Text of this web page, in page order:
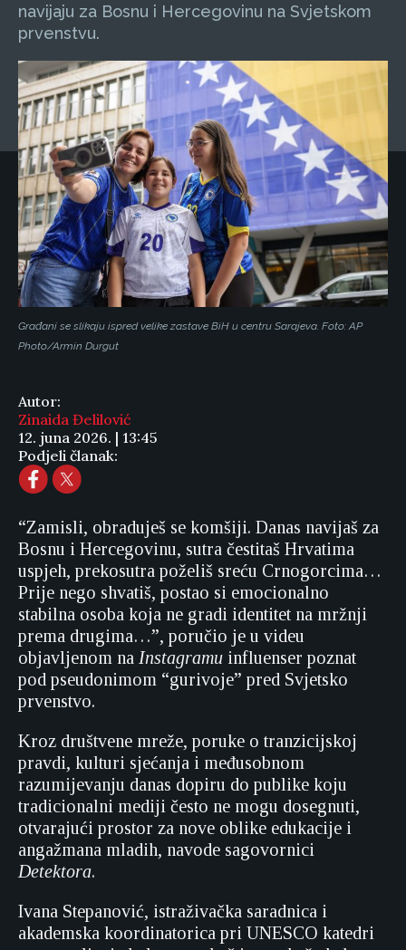
navijaju za Bosnu i Hercegovinu na Svjetskom
prvenstvu.
Građani se slikaju ispred velike zastave BiH u centru Sarajeva. Foto: AP
Photo/Armin Durgut
Autor:
Zinaida Đelilović
12. juna 2026. | 13:45
Podjeli članak:
“Zamisli, obraduješ se komšiji. Danas navijaš za
Bosnu i Hercegovinu, sutra čestitaš Hrvatima
uspjeh, prekosutra poželiš sreću Crnogorcima…
Prije nego shvatiš, postao si emocionalno
stabilna osoba koja ne gradi identitet na mržnji
prema drugima…”, poručio je u videu
objavljenom na Instagramu influenser poznat
pod pseudonimom “gurivoje” pred Svjetsko
prvenstvo.
Kroz društvene mreže, poruke o tranzicijskoj
pravdi, kulturi sjećanja i međusobnom
razumijevanju danas dopiru do publike koju
tradicionalni mediji često ne mogu dosegnuti,
otvarajući prostor za nove oblike edukacije i
angažmana mladih, navode sagovornici
Detektora.
Ivana Stepanović, istraživačka saradnica i
akademska koordinatorica pri UNESCO katedri